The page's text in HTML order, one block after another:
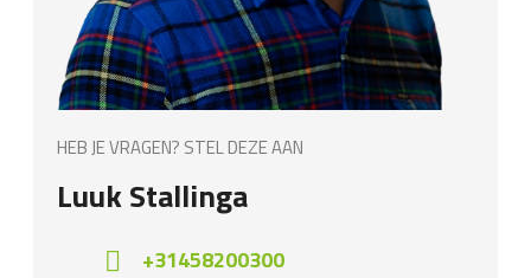
HEB JE VRAGEN? STEL DEZE AAN
Luuk Stallinga
+31458200300